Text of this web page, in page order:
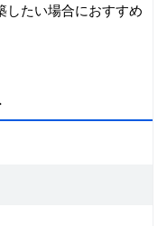
したい場合におすすめ